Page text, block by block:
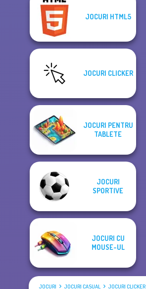
JOCURI HTML5
JOCURI CLICKER
JOCURI PENTRU
TABLETE
JOCURI
SPORTIVE
JOCURI CU
MOUSE-UL
JOCURI JOCURI CASUAL JOCURI CLICKER